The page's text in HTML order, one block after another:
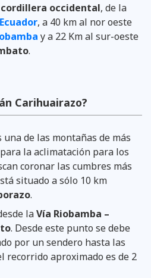
cordillera occidental, de la
, a 40 km al nor oeste
y a 22 Km al sur-oeste
.
Carihuairazo?
una de las montañas de más
la aclimatación para los
coronar las cumbres más
situado a sólo 10 km
.
laVía Riobamba –
. Desde este punto se debe
por un sendero hasta las
recorrido aproximado es de 2